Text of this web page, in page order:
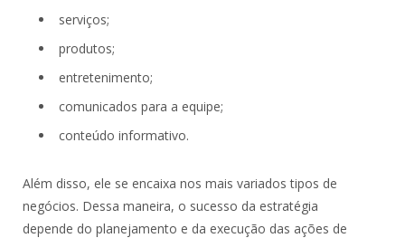
serviços;
produtos;
entretenimento;
comunicados para a equipe;
conteúdo informativo.
Além disso, ele se encaixa nos mais variados tipos de
negócios. Dessa maneira, o sucesso da estratégia
depende do planejamento e da execução das ações de